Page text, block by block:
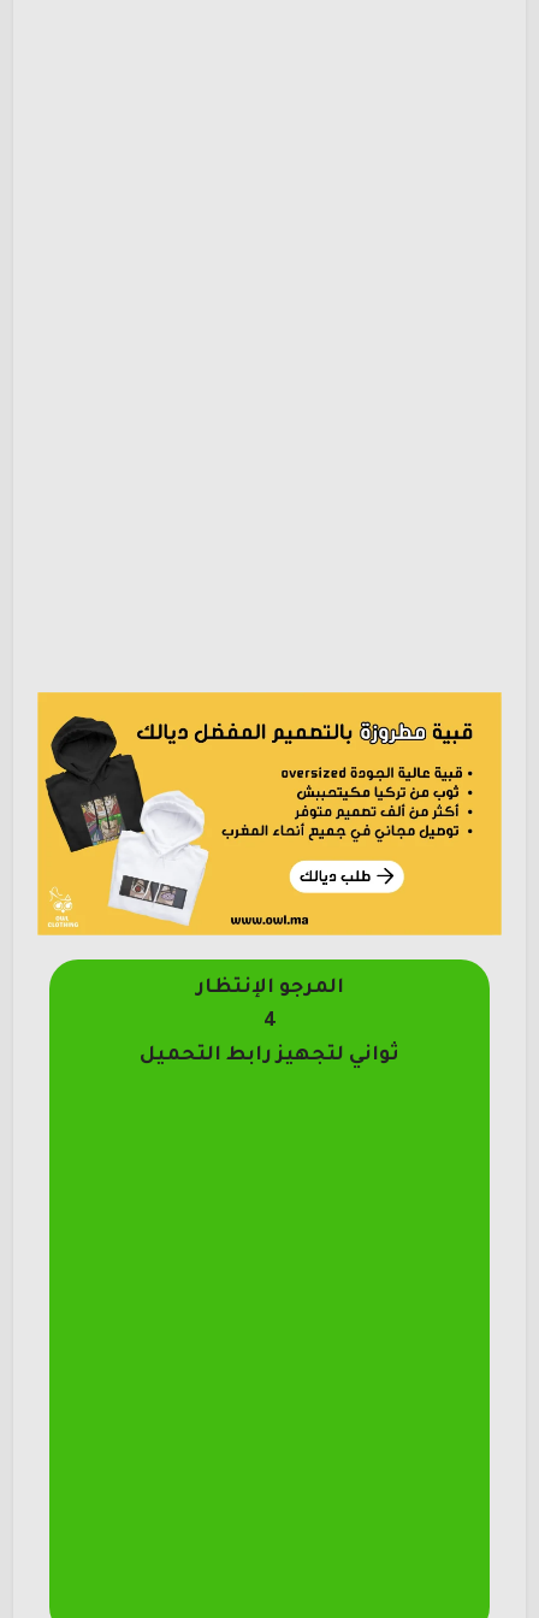
المرجو الإنتظار
4
ثواني لتجهيز رابط التحميل